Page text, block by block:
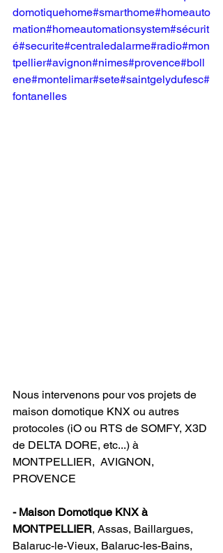
domotiquehome#smarthome#homeauto
mation#homeautomationsystem#sécurit
é#securite#centraledalarme#radio#mon
tpellier#avignon#nimes#provence#boll
ene#montelimar#sete#saintgelydufesc#
fontanelles
Nous intervenons pour vos projets de
maison domotique KNX ou autres
protocoles (iO ou RTS de SOMFY, X3D
de DELTA DORE, etc...) à
MONTPELLIER,  AVIGNON,
PROVENCE
- Maison Domotique KNX à
MONTPELLIER, Assas, Baillargues,
Balaruc-le-Vieux, Balaruc-les-Bains,